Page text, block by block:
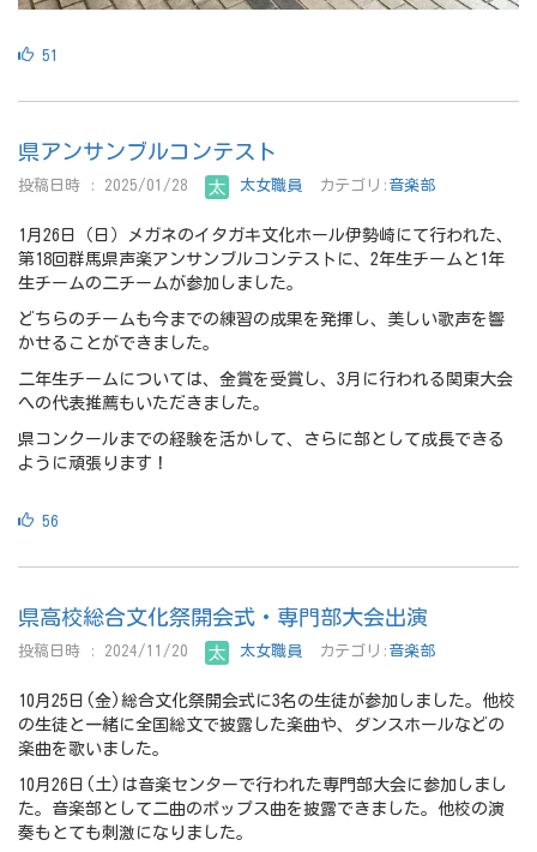
51
県アンサンブルコンテスト
投稿日時 : 2025/01/28 太女職員 カテゴリ: 音楽部
1月26日（日）メガネのイタガキ文化ホール伊勢崎にて行われた、
第18回群馬県声楽アンサンブルコンテストに、2年生チームと1年
生チームの二チームが参加しました。
どちらのチームも今までの練習の成果を発揮し、美しい歌声を響
かせることができました。
二年生チームについては、金賞を受賞し、3月に行われる関東大会
への代表推薦もいただきました。
県コンクールまでの経験を活かして、さらに部として成長できる
ように頑張ります！
56
県高校総合文化祭開会式・専門部大会出演
投稿日時 : 2024/11/20 太女職員 カテゴリ: 音楽部
10月25日(金)総合文化祭開会式に3名の生徒が参加しました。他校
の生徒と一緒に全国総文で披露した楽曲や、ダンスホールなどの
楽曲を歌いました。
10月26日(土)は音楽センターで行われた専門部大会に参加しまし
た。音楽部として二曲のポップス曲を披露できました。他校の演
奏もとても刺激になりました。